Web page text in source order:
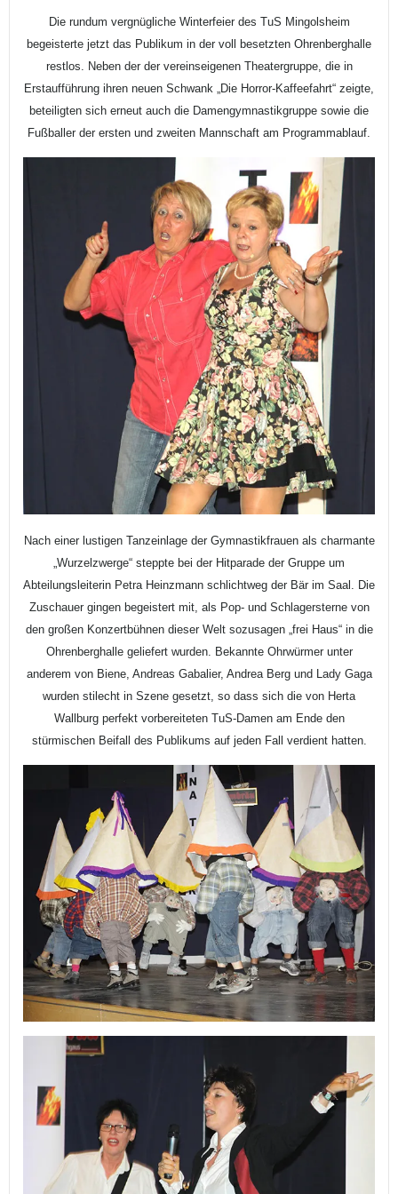
Die rundum vergnügliche Winterfeier des TuS Mingolsheim
begeisterte jetzt das Publikum in der voll besetzten Ohrenberghalle
restlos. Neben der der vereinseigenen Theatergruppe, die in
Erstaufführung ihren neuen Schwank „Die Horror-Kaffeefahrt“ zeigte,
beteiligten sich erneut auch die Damengymnastikgruppe sowie die
Fußballer der ersten und zweiten Mannschaft am Programmablauf.
Nach einer lustigen Tanzeinlage der Gymnastikfrauen als charmante
„Wurzelzwerge“ steppte bei der Hitparade der Gruppe um
Abteilungsleiterin Petra Heinzmann schlichtweg der Bär im Saal. Die
Zuschauer gingen begeistert mit, als Pop- und Schlagersterne von
den großen Konzertbühnen dieser Welt sozusagen „frei Haus“ in die
Ohrenberghalle geliefert wurden. Bekannte Ohrwürmer unter
anderem von Biene, Andreas Gabalier, Andrea Berg und Lady Gaga
wurden stilecht in Szene gesetzt, so dass sich die von Herta
Wallburg perfekt vorbereiteten TuS-Damen am Ende den
stürmischen Beifall des Publikums auf jeden Fall verdient hatten.